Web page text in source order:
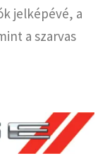
jelképévé, a
a szarvas